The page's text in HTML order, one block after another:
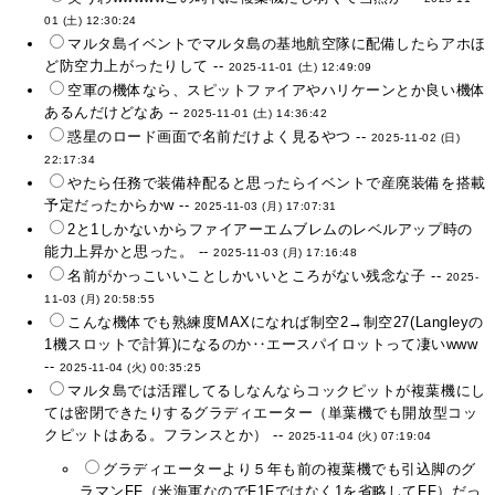
01 (土) 12:30:24
マルタ島イベントでマルタ島の基地航空隊に配備したらアホほ
ど防空力上がったりして -- 2025-11-01 (土) 12:49:09
空軍の機体なら、スピットファイアやハリケーンとか良い機体
あるんだけどなあ --2025-11-01 (土) 14:36:42
惑星のロード画面で名前だけよく見るやつ -- 2025-11-02 (日)
22:17:34
やたら任務で装備枠配ると思ったらイベントで産廃装備を搭載
予定だったからかw -- 2025-11-03 (月) 17:07:31
2と1しかないからファイアーエムブレムのレベルアップ時の
能力上昇かと思った。 --2025-11-03 (月) 17:16:48
名前がかっこいいことしかいいところがない残念な子 -- 2025-
11-03 (月) 20:58:55
こんな機体でも熟練度MAXになれば制空2→制空27(Langleyの
1機スロットで計算)になるのか‥エースパイロットって凄いwww
-- 2025-11-04 (火) 00:35:25
マルタ島では活躍してるしなんならコックピットが複葉機にし
ては密閉できたりするグラディエーター（単葉機でも開放型コッ
クピットはある。フランスとか） -- 2025-11-04 (火) 07:19:04
グラディエーターより５年も前の複葉機でも引込脚のグ
ラマンFF（米海軍なのでF1Fではなく1を省略してFF）だっ